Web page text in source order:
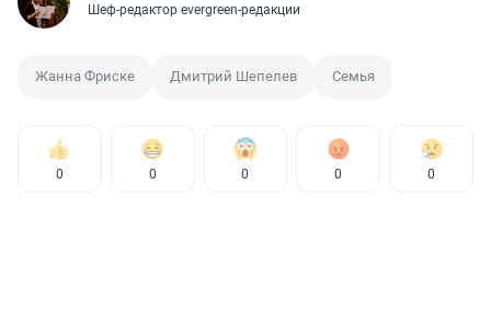
Шеф-редактор evergreen-редакции
Жанна Фриске Дмитрий Шепелев Семья
0 0 0 0 0